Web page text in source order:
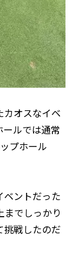
カオスなイベ
ルでは通常
プホール
ベントだった
までしっかり
挑戦したのだ